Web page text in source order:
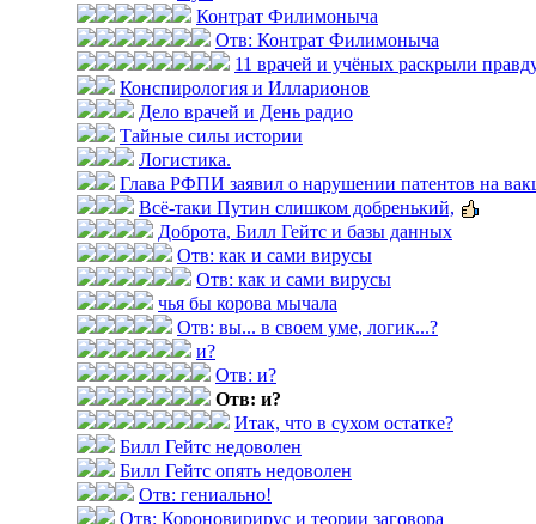
Контрат Филимоныча
Отв: Контрат Филимоныча
11 врачей и учёных раскрыли
Конспирология и Илларионов
Дело врачей и День радио
Тайные силы истории
Логистика.
Глава РФПИ заявил о нарушении патентов на
Всё-таки Путин слишком добренький,
Доброта, Билл Гейтс и базы данных
Отв: как и сами вирусы
Отв: как и сами вирусы
чья бы корова мычала
Отв: вы... в своем уме, логик...?
и?
Отв: и?
Отв: и?
Итак, что в сухом остатке?
Билл Гейтс недоволен
Билл Гейтс опять недоволен
Отв: гениально!
Отв: Короновирирус и теории заговора